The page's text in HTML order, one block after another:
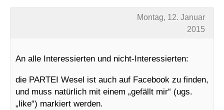
Montag, 12. Januar
2015
An alle Interessierten und nicht-Interessierten:
die PARTEI Wesel ist auch auf Facebook zu finden,
und muss natürlich mit einem „gefällt mir“ (ugs.
„like“) markiert werden.